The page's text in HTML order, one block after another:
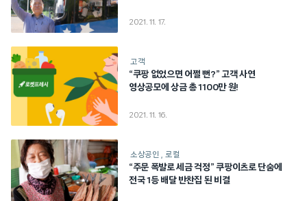
2021. 11. 17.
고객
“쿠팡 없었으면 어쩔 뻔?” 고객 사연
영상공모에 상금 총 1100만 원!
2021. 11. 16.
소상공인 로컬
“주문 폭발로 세금 걱정” 쿠팡이츠로 단숨에
전국 1등 배달 반찬집 된 비결